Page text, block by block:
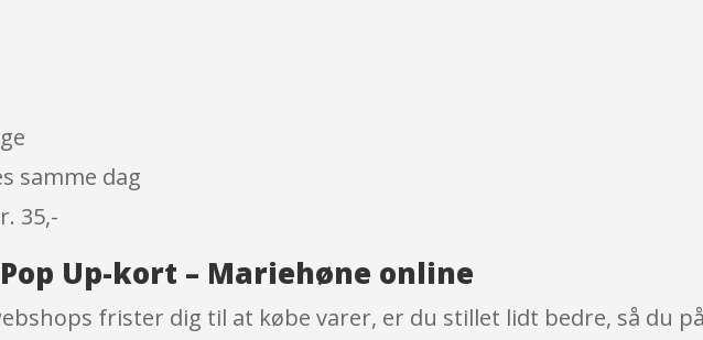
samme dag
35,-
Up-kort – Mariehøne online
frister dig til at købe varer, er du stillet lidt bedre, så du